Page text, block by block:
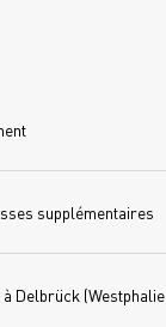
supplémentaires
Delbrück (Westphalie